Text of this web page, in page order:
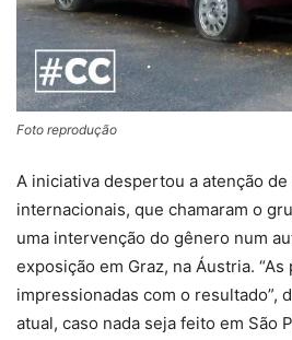
Foto reprodução
A iniciativa despertou a atenção
internacionais, que chamaram o
uma intervenção do gênero num
exposição em Graz, na Áustria.
impressionadas com o resultado”,
atual, caso nada seja feito em São